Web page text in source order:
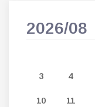
2026/08
3 4
10 11